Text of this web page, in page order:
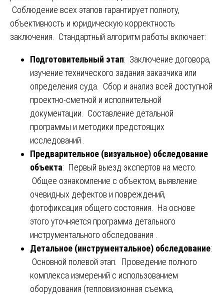
Соблюдение всех этапов гарантирует полноту,
объективность и юридическую корректность
заключения. Стандартный алгоритм работы включает:
Подготовительный этап: Заключение договора,
изучение технического задания заказчика или
определения суда. Сбор и анализ всей доступной
проектно-сметной и исполнительной
документации. Составление детальной
программы и методики предстоящих
исследований .
Предварительное (визуальное) обследование
объекта: Первый выезд экспертов на место.
Общее ознакомление с объектом, выявление
очевидных дефектов и повреждений,
фотофиксация общего состояния. На основе
этого уточняется программа детального
инструментального обследования .
Детальное (инструментальное) обследование:
Основной полевой этап. Проведение полного
комплекса измерений с использованием
оборудования (тепловизионная съемка,